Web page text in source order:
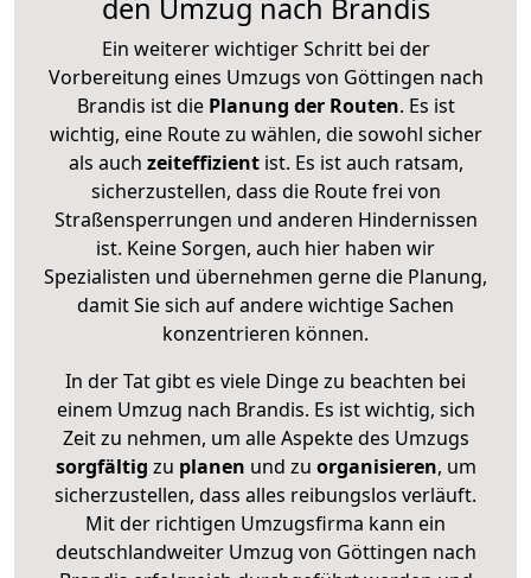
den Umzug nach Brandis
Ein weiterer wichtiger Schritt bei der
Vorbereitung eines Umzugs von Göttingen nach
Brandis ist diePlanung der Routen. Es ist
wichtig, eine Route zu wählen, die sowohl sicher
als auch zeiteffizientist. Es ist auch ratsam,
sicherzustellen, dass die Route frei von
Straßensperrungen und anderen Hindernissen
ist. Keine Sorgen, auch hier haben wir
Spezialisten und übernehmen gerne die Planung,
damit Sie sich auf andere wichtige Sachen
konzentrieren können.
In der Tat gibt es viele Dinge zu beachten bei
einem Umzug nach Brandis. Es ist wichtig, sich
Zeit zu nehmen, um alle Aspekte des Umzugs
sorgfältig zu planen und zu organisieren, um
sicherzustellen, dass alles reibungslos verläuft.
Mit der richtigen Umzugsfirma kann ein
deutschlandweiter Umzug von Göttingen nach